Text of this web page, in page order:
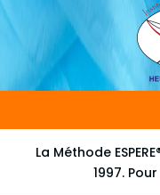
Main
navigation
La Méthode
1997.